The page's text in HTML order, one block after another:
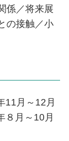
係／将来展
の接触／小
11月～12月
８月～10月